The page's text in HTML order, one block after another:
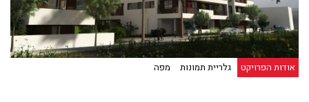
אודות הפרויקט גלריית תמונות מפה